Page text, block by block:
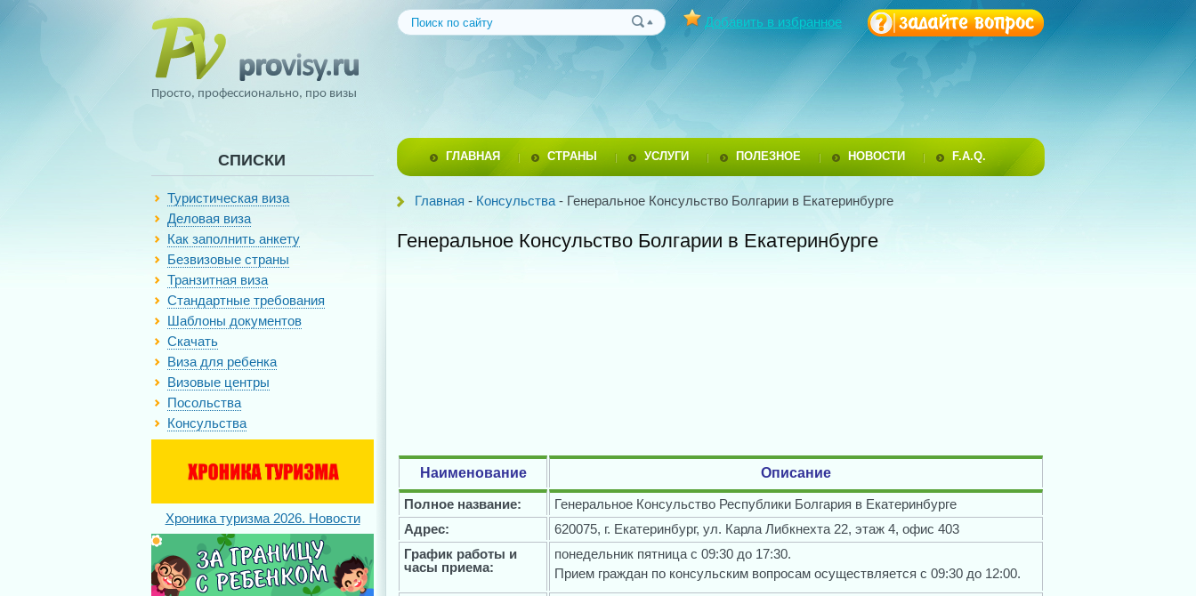
Просто, профессионально, про визы
Добавить в избранное
СПИСКИ
Туристическая виза
Деловая виза
Как заполнить анкету
Безвизовые страны
Транзитная виза
Стандартные требования
Шаблоны документов
Скачать
Виза для ребенка
Визовые центры
Посольства
Консульства
Хроника туризма 2026. Новости
ГЛАВНАЯ СТРАНЫ УСЛУГИ ПОЛЕЗНОЕ НОВОСТИ F.A.Q.
Главная - Консульства - Генеральное Консульство Болгарии в Екатеринбурге
Генеральное Консульство Болгарии в Екатеринбурге
Наименование Описание
Полное название:
Генеральное Консульство Республики Болгария в Екатеринбурге
Адрес:
620075, г. Екатеринбург, ул. Карла Либкнехта 22, этаж 4, офис 403
График работы и
часы приема:
понедельник пятница с 09:30 до 17:30.
Прием граждан по консульским вопросам осуществляется с 09:30 до 12:00.